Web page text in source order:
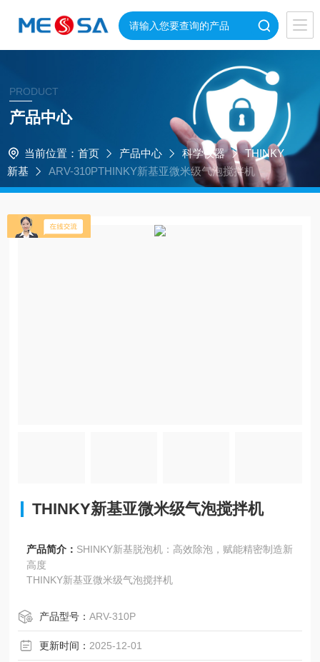
PRODUCT
产品中心
当前位置： 首页 产品中心 科学仪器
THINKY
新基
ARV-310PTHINKY新基亚微米级气泡搅拌机
THINKY新基亚微米级气泡搅拌机
产品简介： SHINKY新基脱泡机：高效除泡，赋能精密制造新
高度
THINKY新基亚微米级气泡搅拌机
产品型号：ARV-310P
更新时间： 2025-12-01